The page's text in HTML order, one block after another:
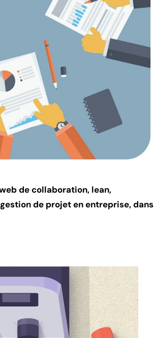
de collaboration, lean,
de projet en entreprise, dans